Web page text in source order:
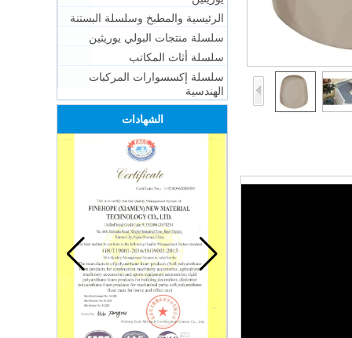
الرئيسية والمطبخ وسلسلة البستنة
سلسلة منتجات البولي يوريثين
سلسلة أثاث المكاتب
سلسلة إكسسوارات المركبات
الهندسية
الشهادات